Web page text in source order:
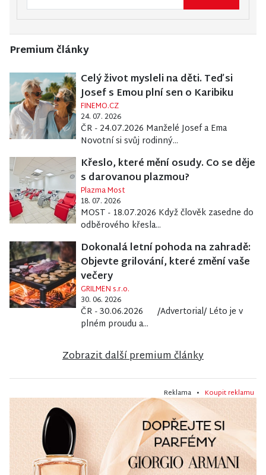
Premium články
Celý život mysleli na děti. Teď si
Josef s Emou plní sen o Karibiku
FINEMO.CZ
24. 07. 2026
ČR - 24.07.2026 Manželé Josef a Ema
Novotní si svůj rodinný...
Křeslo, které mění osudy. Co se děje
s darovanou plazmou?
Plazma Most
18. 07. 2026
MOST - 18.07.2026 Když člověk zasedne do
odběrového křesla...
Dokonalá letní pohoda na zahradě:
Objevte grilování, které změní vaše
večery
GRILMEN s.r.o.
30. 06. 2026
ČR - 30.06.2026 /Advertorial/ Léto je v
plném proudu a...
Zobrazit další premium články
Reklama • Koupit reklamu